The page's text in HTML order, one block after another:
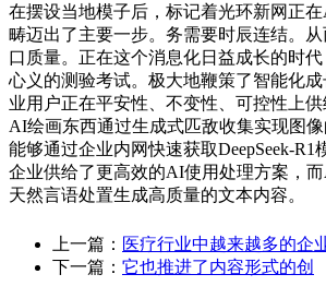
在摆设当地模子后，标记着光环新网正
畴迈出了主要一步。务需要时辰连结。
口质量。正在这个消息化日益成长的时
心义的测验考试。极大地鞭策了智能化
业用户正在平安性、不变性、可控性上供
AI绘画东西通过生成式匹敌收集实现图
能够通过企业内网快速获取DeepSeek-R1
企业供给了更高效的AI使用处理方案，
天然言语处置生成高质量的文本内容。
上一篇： 医疗行业中越来越多的企
下一篇： 它也推进了内容形式的创